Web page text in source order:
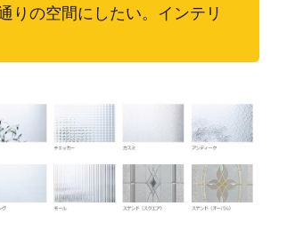
りの空間にしたい。インテリ